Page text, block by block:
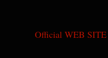
Official WEB